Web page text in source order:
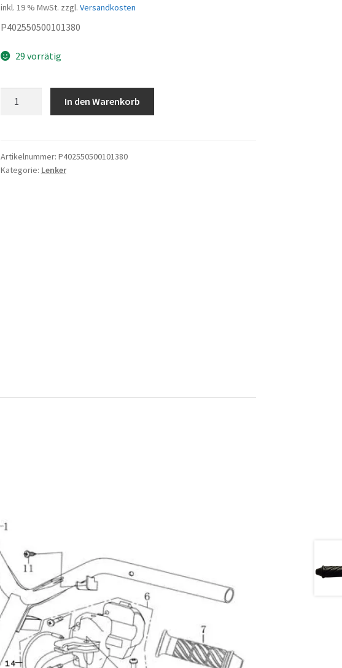
inkl. 19 % MwSt. zzgl. Versandkosten
P402550500101380
29 vorrätig
In den Warenkorb
Artikelnummer: P402550500101380
Kategorie: Lenker